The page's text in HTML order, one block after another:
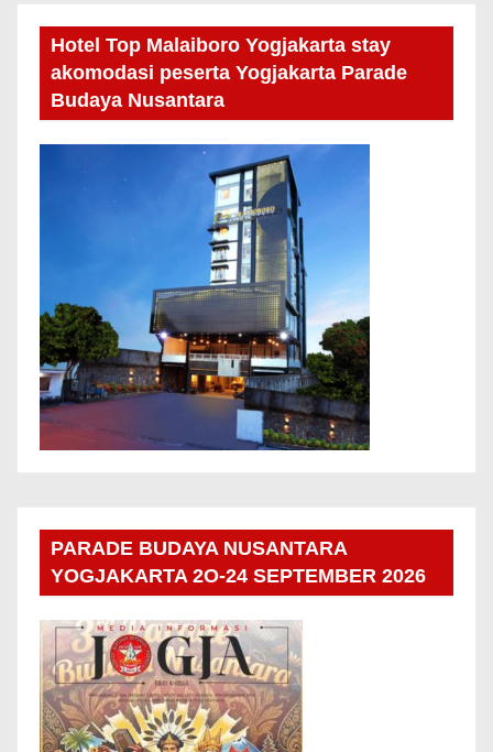
Hotel Top Malaiboro Yogjakarta stay
akomodasi peserta Yogjakarta Parade
Budaya Nusantara
PARADE BUDAYA NUSANTARA
YOGJAKARTA 2O-24 SEPTEMBER 2026